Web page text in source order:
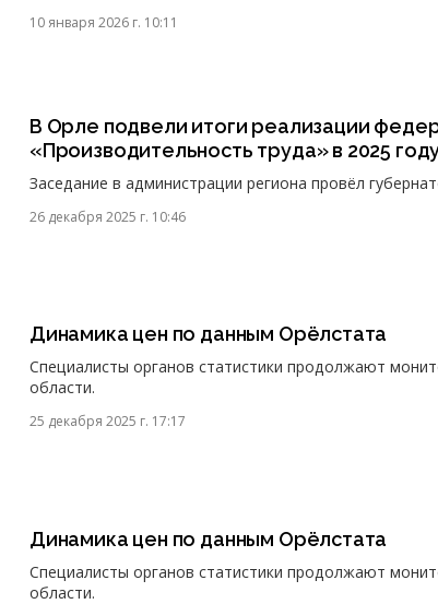
10 января 2026 г. 10:11
В Орле подвели итоги реализации
«Производительность труда» в 2025
Заседание в администрации региона провёл
26 декабря 2025 г. 10:46
Динамика цен по данным Орёлстата
Специалисты органов статистики продолжают
области.
25 декабря 2025 г. 17:17
Динамика цен по данным Орёлстата
Специалисты органов статистики продолжают
области.